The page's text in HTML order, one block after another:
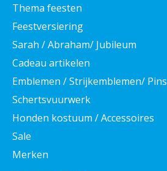
Thema feesten
Feestversiering
Sarah / Abraham/ Jubileum
Cadeau artikelen
Emblemen / Strijkemblemen/ Pins
Schertsvuurwerk
Honden kostuum / Accessoires
Sale
Merken